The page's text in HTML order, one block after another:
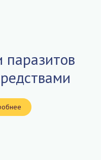
паразитов